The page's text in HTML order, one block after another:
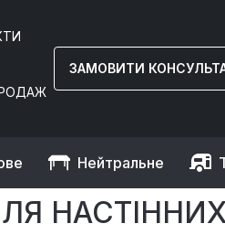
ЗАМОВИТИ
Нейтральне
настінних витяжок GGM Gastro